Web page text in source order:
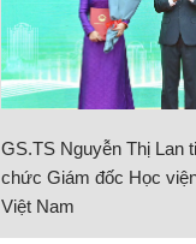
GS.TS Nguyễn Thị Lan
chức Giám đốc Học
Việt Nam